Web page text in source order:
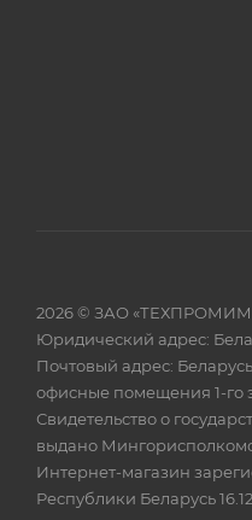
2026 © ЗАО
Юридический адрес:
Почтовый адрес:
офисные помещения 1-го
Свидетельство о
выдано
Интернет-магазин
Республики Беларусь